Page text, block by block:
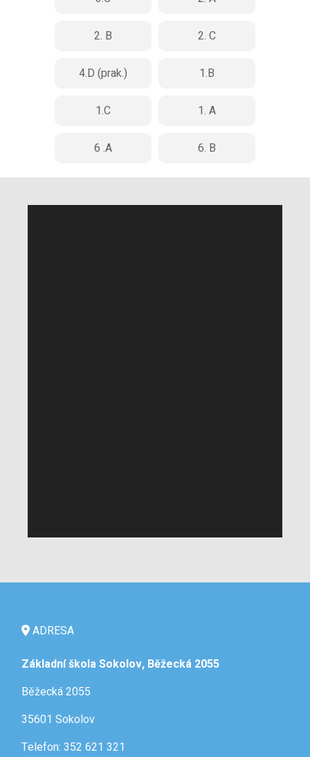
2. B 2. C
4.D (prak.) 1.B
1.C 1. A
6 .A 6. B
ADRESA
Základní škola Sokolov, Běžecká 2055
Běžecká 2055
35601 Sokolov
Telefon: 352 621 321